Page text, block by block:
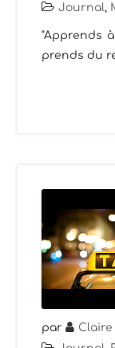
Journal,
"Apprends
prends du
par Claire